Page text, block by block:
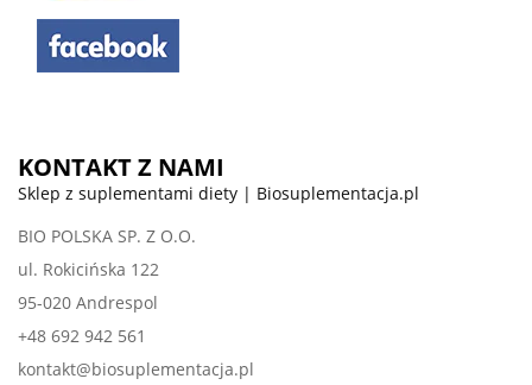
KONTAKT Z NAMI
Sklep z suplementami diety | Biosuplementacja.pl
BIO POLSKA SP. Z O.O.
ul. Rokicińska 122
95-020 Andrespol
+48 692 942 561
kontakt@biosuplementacja.pl